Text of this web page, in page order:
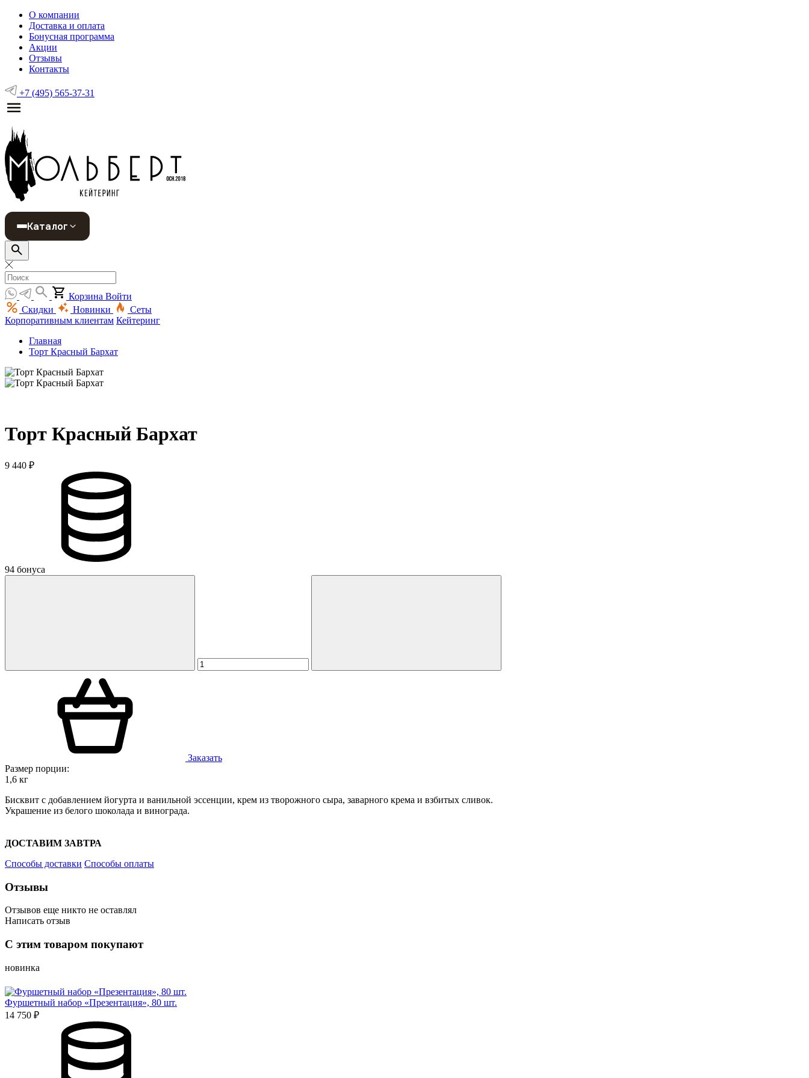
О компании
Доставка и оплата
Бонусная программа
Акции
Отзывы
Контакты
+7 (495) 565-37-31
Каталог
Корзина Войти
Скидки
Новинки
Сеты
Корпоративным клиентам Кейтеринг
Главная
Торт Красный Бархат
Торт Красный Бархат
9 440 ₽
94 бонуса
Заказать
Размер порции:
1,6 кг
Бисквит с добавлением йогурта и ванильной эссенции, крем из творожного сыра, заварного крема и взбитых сливок.
Украшение из белого шоколада и винограда.
ДОСТАВИМ ЗАВТРА
Способы доставки Способы оплаты
Отзывы
Отзывов еще никто не оставлял
Написать отзыв
согласие на обработку персональных данных
персональных данных
С этим товаром покупают
новинка
Фуршетный набор «Презентация», 80 шт.
14 750 ₽